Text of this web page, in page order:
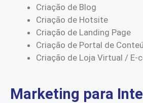
Criação de Blog
Criação de Hotsite
Criação de Landing Page
Criação de Portal de
Criação de Loja Virtual / E-
Marketing para